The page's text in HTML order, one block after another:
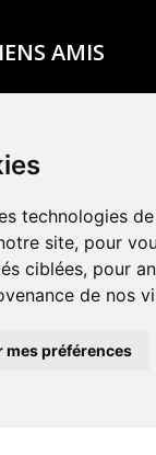
technologies
site, pour
ciblées, pour
de nos
mes préférences
AMIS